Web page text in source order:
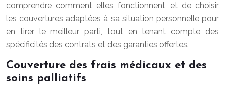
comprendre comment elles fonctionnent, et de choisir
les couvertures adaptées à sa situation personnelle pour
en tirer le meilleur parti, tout en tenant compte des
spécificités des contrats et des garanties offertes.
Couverture des frais médicaux et des
soins palliatifs